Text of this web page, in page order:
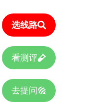
选线路
看测评
去提问